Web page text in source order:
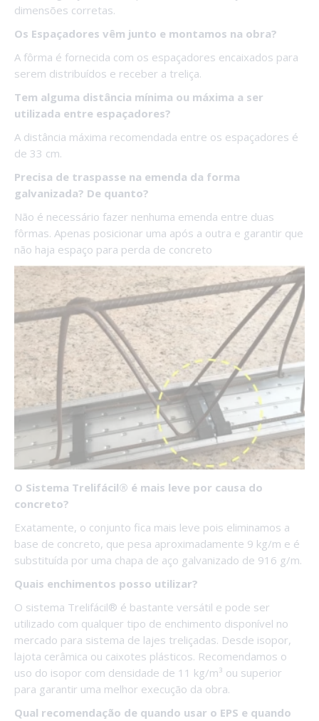
dimensões corretas.
Os Espaçadores vêm junto e montamos na obra?
A fôrma é fornecida com os espaçadores encaixados para
serem distribuídos e receber a treliça.
Tem alguma distância mínima ou máxima a ser
utilizada entre espaçadores?
A distância máxima recomendada entre os espaçadores é
de 33 cm.
Precisa de traspasse na emenda da forma
galvanizada? De quanto?
Não é necessário fazer nenhuma emenda entre duas
fôrmas. Apenas posicionar uma após a outra e garantir que
não haja espaço para perda de concreto
O Sistema Trelifácil® é mais leve por causa do
concreto?
Exatamente, o conjunto fica mais leve pois eliminamos a
base de concreto, que pesa aproximadamente 9 kg/m e é
substituída por uma chapa de aço galvanizado de 916 g/m.
Quais enchimentos posso utilizar?
O sistema Trelifácil® é bastante versátil e pode ser
utilizado com qualquer tipo de enchimento disponível no
mercado para sistema de lajes treliçadas. Desde isopor,
lajota cerâmica ou caixotes plásticos. Recomendamos o
uso do isopor com densidade de 11 kg/m³ ou superior
para garantir uma melhor execução da obra.
Qual recomendação de quando usar o EPS e quando